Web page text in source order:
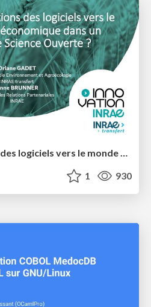
Quelles valorisations des logiciels vers le monde socio-économique dans un contexte de Science Ouverte ?
1 930